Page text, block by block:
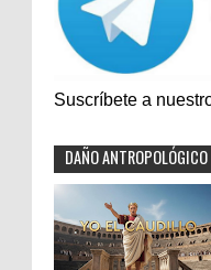
Suscríbete a
DAÑO